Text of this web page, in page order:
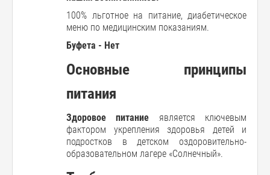
100% льготное на питание, диабетическое
меню по медицинским показаниям.
Буфета - Нет
Основные принципы
питания
Здоровое питание является ключевым
фактором укрепления здоровья детей и
подростков в детском оздоровительно-
образовательном лагере «Солнечный».